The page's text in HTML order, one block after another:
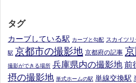
タグ
カーブしている駅 カーブと勾配 スカイツ
駅 京都市の撮影地 京都府の記事
撮影ができる場所 兵庫県内の撮影地 前
摂の撮影地 単式ホームの駅 単線交換駅